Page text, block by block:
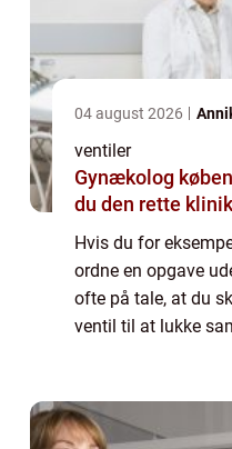
04 august 2026
ventiler
Gynækolog københavn
du den rette klinik
Hvis du for
ordne en opgave
ofte på tale, at du
ventil til at lukke